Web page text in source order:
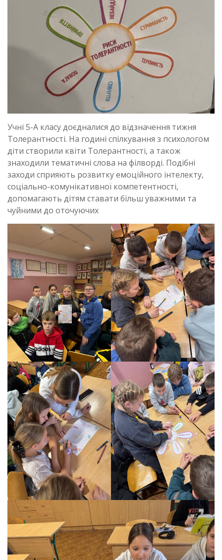
Учні 5-А класу доєдналися до відзначення тижня
Толерантності. На годині спілкування з психологом
діти створили квіти Толерантності, а також
знаходили тематичні слова на філворді. Подібні
заходи сприяють розвитку емоційного інтелекту,
соціально-комунікативної компетентності,
допомагають дітям ставати більш уважними та
чуйними до оточуючих